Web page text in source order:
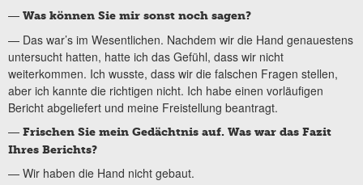
— Was können Sie mir sonst noch sagen?
— Das war’s im Wesentlichen. Nachdem wir die Hand genauestens
untersucht hatten, hatte ich das Gefühl, dass wir nicht
weiterkommen. Ich wusste, dass wir die falschen Fragen stellen,
aber ich kannte die richtigen nicht. Ich habe einen vorläufigen
Bericht abgeliefert und meine Freistellung beantragt.
— Frischen Sie mein Gedächtnis auf. Was war das Fazit
Ihres Berichts?
— Wir haben die Hand nicht gebaut.